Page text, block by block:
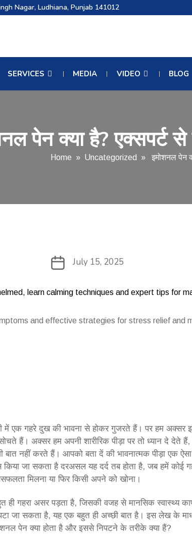
Nagar, Ludhiana, Punjab 141012
SERVICES MEDIA VIDEO BLOG
पेन क्या है? एक्सपर्ट
Home » Uncategorized » इमोशनल पेन
Categories
Post
July 15, 2025
and effective strategies for stress relief and
में एक गहरे दुख की भावना से होकर गुजरते हैं। पर हम अक्सर
हैं। अक्सर हम अपनी शारीरिक पीड़ा पर तो ध्यान दे देते हैं,
बात नहीं करते हैं। आपको बता दें की भावनात्मक पीड़ा एक
जा सकता है दरअसल यह दर्द तब होता है, जब हमें कोई
मिलना या फिर किसी अपने को खोना।
गहरा असर पड़ता है, जिसकी वजह से मानसिक स्वास्थ्य
जा सकता है, यह एक बहुत ही अच्छी बात है। इस लेख के
पेन क्या होता है और इससे निपटने के तरीके क्या हैं?